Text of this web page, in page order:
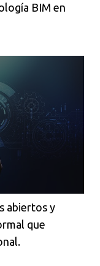
BIM en
abiertos y
que